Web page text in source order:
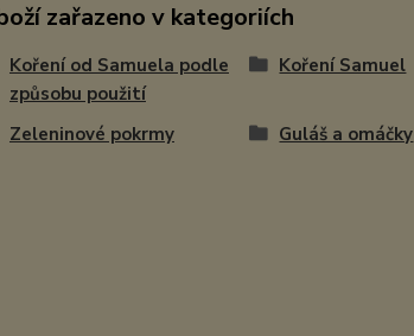
zařazeno v kategoriích
Koření od Samuela podle
způsobu použití
Koření Samuel
Zeleninové pokrmy Guláš a omáčky